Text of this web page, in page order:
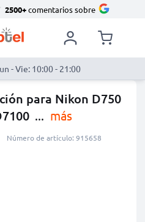
2500+comentarios sobre
- Vie: 10:00 - 21:00
para Nikon D750
... más
Número de artículo: 915658